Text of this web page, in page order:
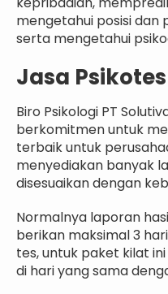
mengetahui posisi
serta mengetahui
Jasa
Biro Psikologi PT
berkomitmen untuk
terbaik untuk
menyediakan banyak
disesuaikan dengan
Normalnya laporan
berikan maksimal 3
tes, untuk paket kilat
di hari yang sama